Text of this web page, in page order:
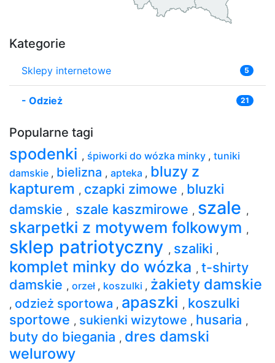
Kategorie
Sklepy internetowe 5
- Odzież 21
Popularne tagi
spodenki , śpiworki do wózka minky , tuniki
damskie , bielizna , apteka , bluzy z
kapturem , czapki zimowe , bluzki
damskie , szale kaszmirowe , szale ,
skarpetki z motywem folkowym ,
sklep patriotyczny , szaliki ,
komplet minky do wózka , t-shirty
damskie , orzeł , koszulki , żakiety damskie
, odzież sportowa , apaszki , koszulki
sportowe , sukienki wizytowe , husaria ,
buty do biegania , dres damski
welurowy